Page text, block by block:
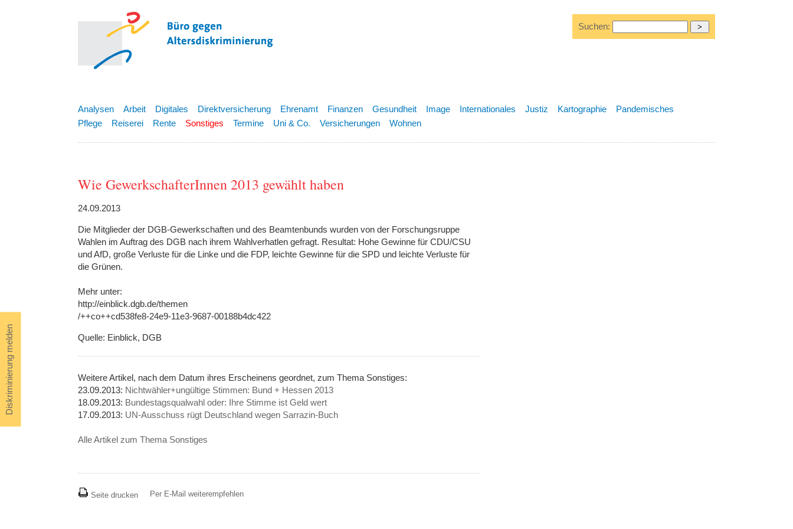
Diskriminierung melden
Suchen:
Analysen Arbeit Digitales Direktversicherung Ehrenamt Finanzen Gesundheit Image Internationales Justiz Kartographie
Pandemisches
Pflege
Reiserei Rente Sonstiges Termine Uni & Co. Versicherungen Wohnen
Wie GewerkschafterInnen 2013 gewählt haben
24.09.2013
Die Mitglieder der DGB-Gewerkschaften und des Beamtenbunds wurden von der Forschungsruppe
Wahlen im Auftrag des DGB nach ihrem Wahlverhatlen gefragt. Resultat: Hohe Gewinne für CDU/CSU
und AfD, große Verluste für die Linke und die FDP, leichte Gewinne für die SPD und leichte Verluste für
die Grünen.
Mehr unter:
http://einblick.dgb.de/themen
/++co++cd538fe8-24e9-11e3-9687-00188b4dc422
Quelle: Einblick, DGB
Weitere Artikel, nach dem Datum ihres Erscheinens geordnet, zum Thema Sonstiges:
23.09.2013: Nichtwähler+ungültige Stimmen: Bund + Hessen 2013
18.09.2013: Bundestagsqualwahl oder: Ihre Stimme ist Geld wert
17.09.2013: UN-Ausschuss rügt Deutschland wegen Sarrazin-Buch
Alle Artikel zum Thema Sonstiges
Seite drucken Per E-Mail weiterempfehlen